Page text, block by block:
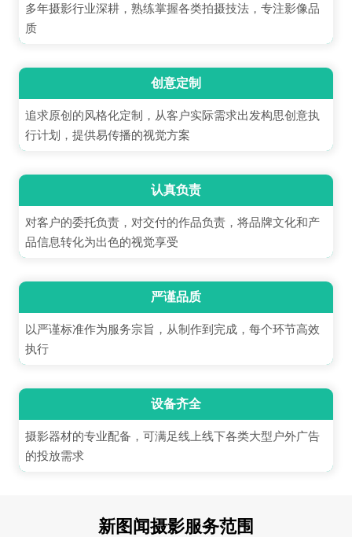
多年摄影行业深耕，熟练掌握各类拍摄技法，专注影像品
质
创意定制
追求原创的风格化定制，从客户实际需求出发构思创意执
行计划，提供易传播的视觉方案
认真负责
对客户的委托负责，对交付的作品负责，将品牌文化和产
品信息转化为出色的视觉享受
严谨品质
以严谨标准作为服务宗旨，从制作到完成，每个环节高效
执行
设备齐全
摄影器材的专业配备，可满足线上线下各类大型户外广告
的投放需求
新图闻摄影服务范围